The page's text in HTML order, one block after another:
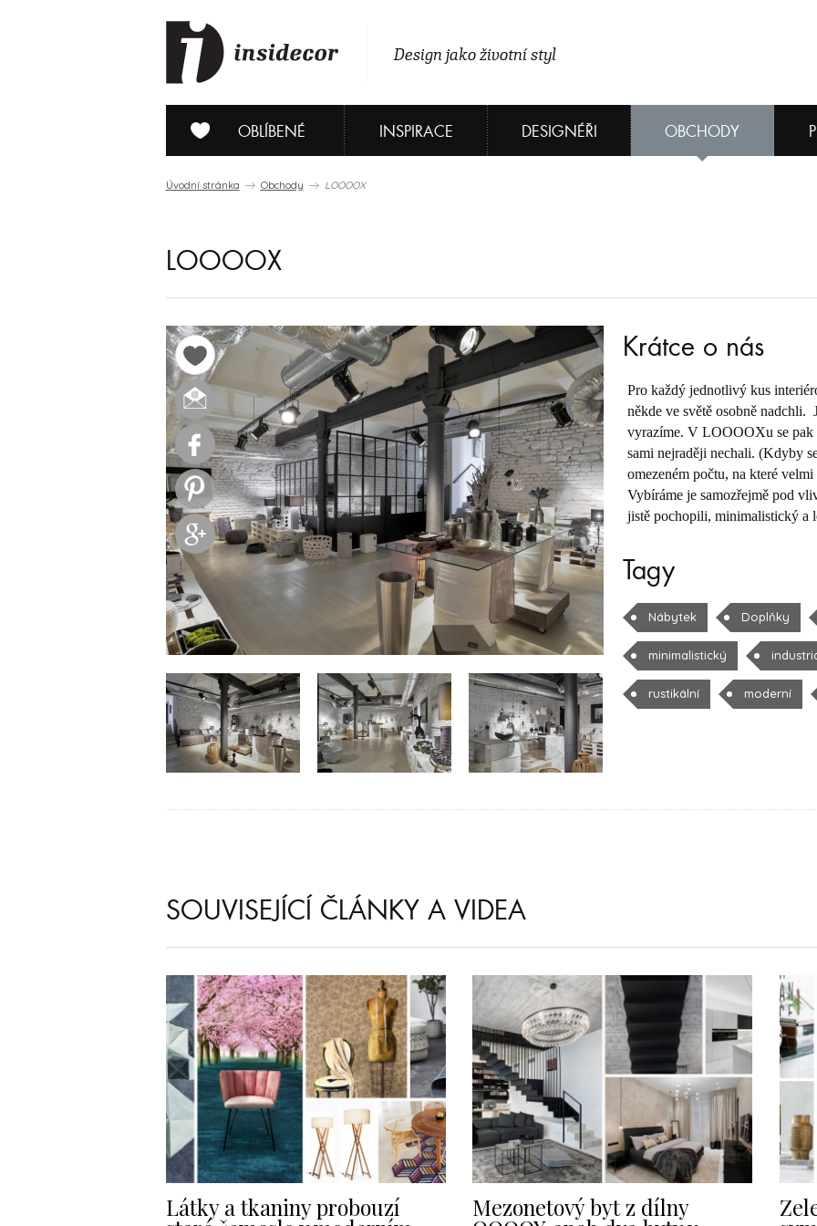
Design jako životní styl
OBLÍBENÉ INSPIRACE DESIGNÉŘI OBCHODY
Úvodní stránka Obchody LOOOOX
LOOOOX
Krátce o nás
Pro každý jednotlivý kus
někde ve světě osobně nadchli.
vyrazíme. V LOOOOXu se pak
sami nejraději nechali. (Kdyby
omezeném počtu, na které
Vybíráme je samozřejmě pod
jistě pochopili, minimalistický a
Tagy
Nábytek Doplňky
minimalistický
rustikální moderní
SOUVISEJÍCÍ ČLÁNKY A VIDEA
Látky a tkaniny probouzí Mezonetový byt z dílny